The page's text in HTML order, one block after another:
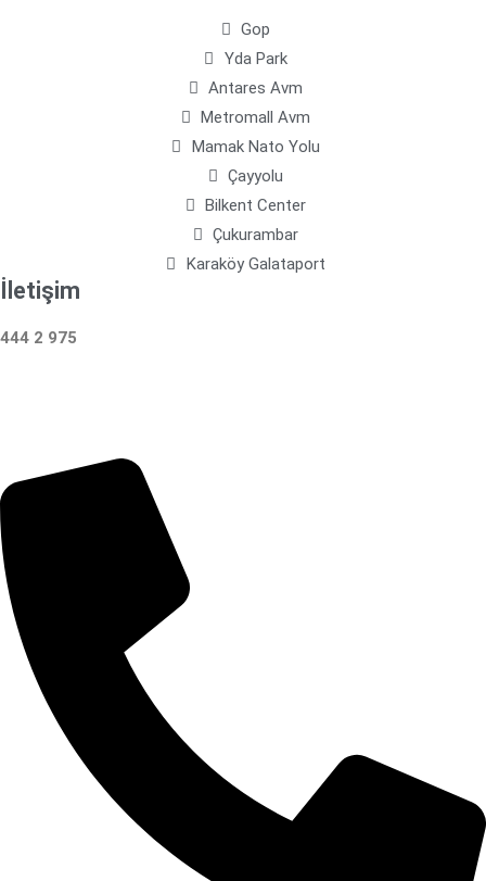
Gop
Yda Park
Antares Avm
Metromall Avm
Mamak Nato Yolu
Çayyolu
Bilkent Center
Çukurambar
Karaköy Galataport
İletişim
444 2 975